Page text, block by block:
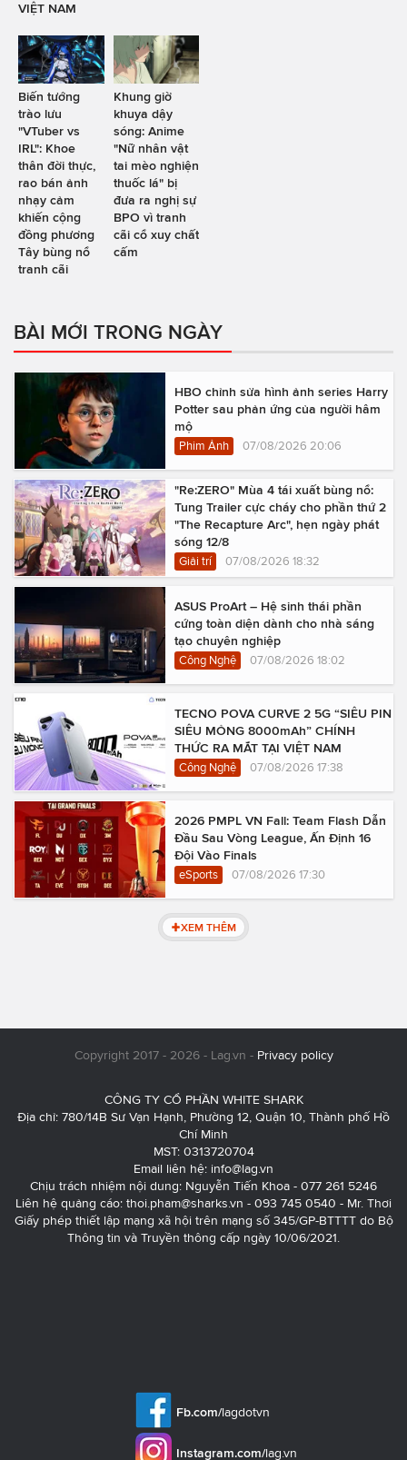
VIỆT NAM
Biến tướng
trào lưu
"VTuber vs
IRL": Khoe
thân đời thực,
rao bán ảnh
nhạy cảm
khiến cộng
đồng phương
Tây bùng nổ
tranh cãi
Khung giờ
khuya dậy
sóng: Anime
"Nữ nhân vật
tai mèo nghiện
thuốc lá" bị
đưa ra nghị sự
BPO vì tranh
cãi cổ xuy chất
cấm
BÀI MỚI TRONG NGÀY
HBO chỉnh sửa hình ảnh series Harry
Potter sau phản ứng của người hâm
mộ
Phim Ảnh 07/08/2026 20:06
"Re:ZERO" Mùa 4 tái xuất bùng nổ:
Tung Trailer cực cháy cho phần thứ 2
"The Recapture Arc", hẹn ngày phát
sóng 12/8
Giải trí 07/08/2026 18:32
ASUS ProArt – Hệ sinh thái phần
cứng toàn diện dành cho nhà sáng
tạo chuyên nghiệp
Công Nghệ 07/08/2026 18:02
TECNO POVA CURVE 2 5G “SIÊU PIN
SIÊU MỎNG 8000mAh” CHÍNH
THỨC RA MẮT TẠI VIỆT NAM
Công Nghệ 07/08/2026 17:38
2026 PMPL VN Fall: Team Flash Dẫn
Đầu Sau Vòng League, Ấn Định 16
Đội Vào Finals
eSports 07/08/2026 17:30
XEM THÊM
Copyright 2017 - 2026 - Lag.vn - Privacy policy
CÔNG TY CỔ PHẦN WHITE SHARK
Địa chỉ: 780/14B Sư Vạn Hạnh, Phường 12, Quận 10, Thành phố Hồ
Chí Minh
MST: 0313720704
Email liên hệ: info@lag.vn
Chịu trách nhiệm nội dung: Nguyễn Tiến Khoa - 077 261 5246
Liên hệ quảng cáo: thoi.pham@sharks.vn - 093 745 0540 - Mr. Thơi
Giấy phép thiết lập mạng xã hội trên mạng số 345/GP-BTTTT do Bộ
Thông tin và Truyền thông cấp ngày 10/06/2021.
Fb.com/lagdotvn
Instagram.com/lag.vn